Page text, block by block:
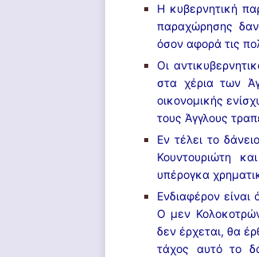
Η κυβερνητική
παραχώρησης
όσον αφορά τις
Οι
στα χέρια των
οικονομικής
τους Άγγλους
Εν τέλει το
Κουντουριώτη
υπέρογκα
Ενδιαφέρον
Ο μεν
δεν έρχεται, θα
τάχος αυτό το